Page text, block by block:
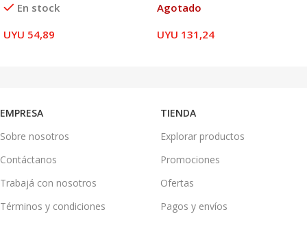
En stock
UYU 54,89
Agotado
UYU 131,24
EMPRESA
Sobre nosotros
Contáctanos
Trabajá con nosotros
Términos y condiciones
TIENDA
Explorar productos
Promociones
Ofertas
Pagos y envíos